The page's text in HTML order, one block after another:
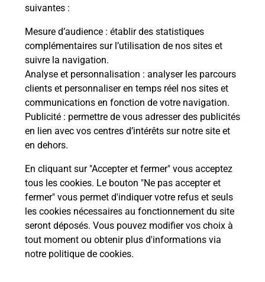
suivantes :
Mesure d’audience : établir des statistiques
complémentaires sur l’utilisation de nos sites et
suivre la navigation.
Analyse et personnalisation : analyser les parcours
clients et personnaliser en temps réel nos sites et
communications en fonction de votre navigation.
Publicité : permettre de vous adresser des publicités
en lien avec vos centres d’intérêts sur notre site et
en dehors.
En cliquant sur "Accepter et fermer" vous acceptez
tous les cookies. Le bouton "Ne pas accepter et
fermer" vous permet d'indiquer votre refus et seuls
les cookies nécessaires au fonctionnement du site
seront déposés. Vous pouvez modifier vos choix à
tout moment ou obtenir plus d'informations via
notre politique de cookies.
VETRE SUR ANZON
ST JULIEN LA VETRE MAIRIE